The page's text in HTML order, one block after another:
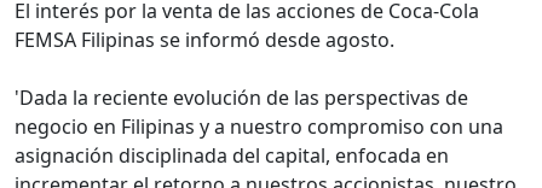
El interés por la venta de las acciones de Coca-Cola
FEMSA Filipinas se informó desde agosto.
'Dada la reciente evolución de las perspectivas de
negocio en Filipinas y a nuestro compromiso con una
asignación disciplinada del capital, enfocada en